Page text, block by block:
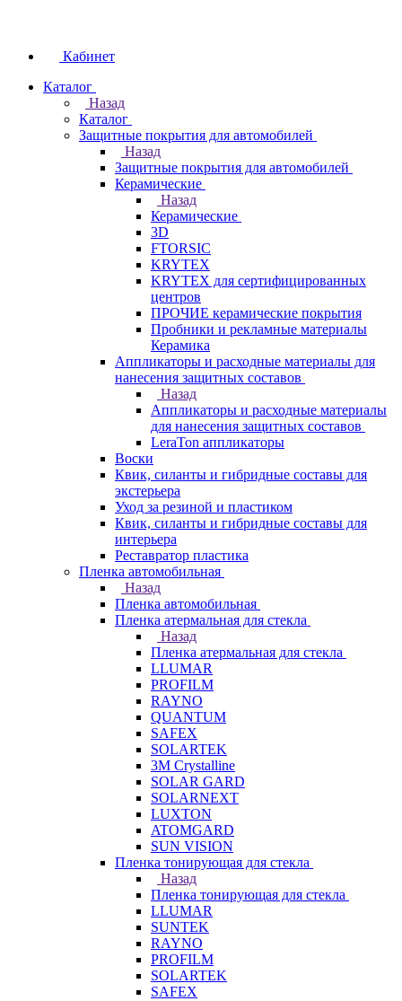
Кабинет
Каталог
Назад
Каталог
Защитные покрытия для автомобилей
Назад
Защитные покрытия для автомобилей
Керамические
Назад
Керамические
3D
FTORSIC
KRYTEX
KRYTEX для сертифицированных
центров
ПРОЧИЕ керамические покрытия
Пробники и рекламные материалы
Керамика
Аппликаторы и расходные материалы для
нанесения защитных составов
Назад
Аппликаторы и расходные материалы
для нанесения защитных составов
LeraTon аппликаторы
Воски
Квик, силанты и гибридные составы для
экстерьера
Уход за резиной и пластиком
Квик, силанты и гибридные составы для
интерьера
Реставратор пластика
Пленка автомобильная
Назад
Пленка автомобильная
Пленка атермальная для стекла
Назад
Пленка атермальная для стекла
LLUMAR
PROFILM
RAYNO
QUANTUM
SAFEX
SOLARTEK
3M Crystalline
SOLAR GARD
SOLARNEXT
LUXTON
ATOMGARD
SUN VISION
Пленка тонирующая для стекла
Назад
Пленка тонирующая для стекла
LLUMAR
SUNTEK
RAYNO
PROFILM
SOLARTEK
SAFEX